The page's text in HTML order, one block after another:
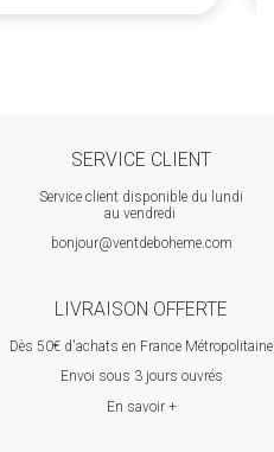
SERVICE CLIENT
Service client disponible du lundi
au vendredi
bonjour@ventdeboheme.com
LIVRAISON OFFERTE
Dès 50€ d'achats en France Métropolitaine
Envoi sous 3 jours ouvrés
En savoir +